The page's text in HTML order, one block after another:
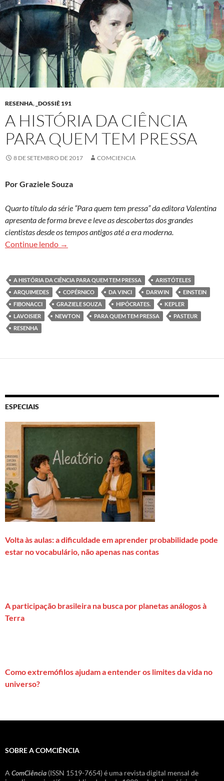
RESENHA, _DOSSIÊ 191
A HISTÓRIA DA CIÊNCIA
PARA QUEM TEM PRESSA
8 DE SETEMBRO DE 2017 COMCIENCIA
Por Graziele Souza
Quarto título da série “Para quem tem pressa” da editora Valentina
apresenta de forma breve e leve as descobertas dos grandes
cientistas desde os tempos antigos até a era moderna.
Continue lendo A história da ciência para quem tem pressa
→
A HISTÓRIA DA CIÊNCIA PARA QUEM TEM PRESSA
ARISTÓTELES
ARQUIMEDES
COPÉRNICO DA VINCI DARWIN
EINSTEIN
FIBONACCI
GRAZIELE SOUZA HIPÓCRATES.
KEPLER
LAVOISIER
NEWTON PARA QUEM TEM PRESSA
PASTEUR
RESENHA
ESPECIAIS
Volta às aulas: a dificuldade em aprender probabilidade pode
estar no vocabulário, não apenas nas contas
A participação brasileira na busca por planetas análogos à
Terra
Como extremófilos ajudam a entender os limites da vida no
universo?
SOBRE A COMCIÊNCIA
A ComCiência (ISSN 1519-7654) é uma revista digital mensal de